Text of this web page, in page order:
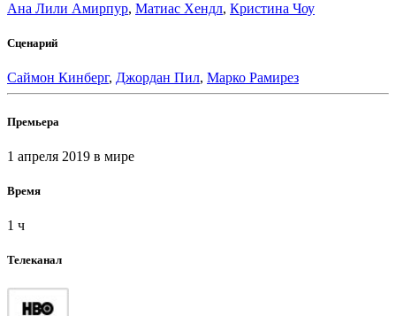
Ана Лили Амирпур, Матиас Хендл, Кристина Чоу
Сценарий
Саймон Кинберг, Джордан Пил, Марко Рамирез
Премьера
1 апреля 2019 в мире
Время
1 ч
Телеканал